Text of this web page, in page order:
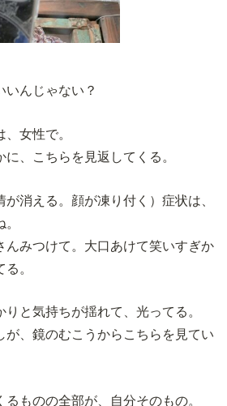
いんじゃない？
女性で。
、こちらを見返してくる。
消える。顔が凍り付く）症状は、
んみつけて。大口あけて笑いすぎか
。
りと気持ちが揺れて、光ってる。
が、鏡のむこうからこちらを見てい
ものの全部が、自分そのもの。